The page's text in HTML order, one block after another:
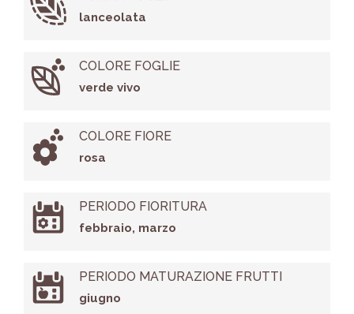
lanceolata
COLORE FOGLIE
verde vivo
COLORE FIORE
rosa
PERIODO FIORITURA
febbraio, marzo
PERIODO MATURAZIONE FRUTTI
giugno